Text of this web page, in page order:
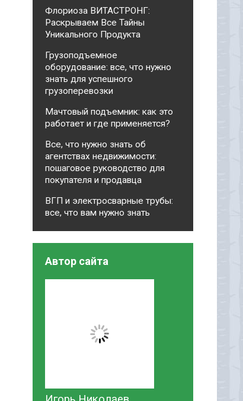
Флориоза ВИТАСТРОНГ:
Раскрываем Все Тайны
Уникального Продукта
Грузоподъемное
оборудование: все, что нужно
знать для успешного
грузоперевозки
Мачтовый подъемник: как это
работает и где применяется?
Все, что нужно знать об
агентствах недвижимости:
пошаговое руководство для
покупателя и продавца
ВГП и электросварные трубы:
все, что вам нужно знать
Автор сайта